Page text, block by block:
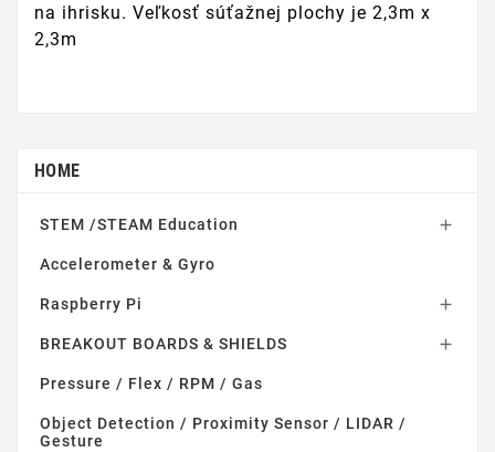
na ihrisku. Veľkosť súťažnej plochy je 2,3m x
2,3m
HOME
STEM /STEAM Education 
Accelerometer & Gyro
Raspberry Pi 
BREAKOUT BOARDS & SHIELDS 
Pressure / Flex / RPM / Gas
Object Detection / Proximity Sensor / LIDAR /
Gesture